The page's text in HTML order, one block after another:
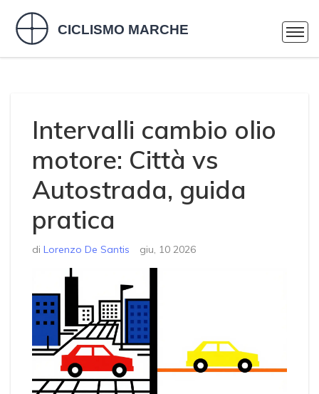
Intervalli cambio olio
motore: Città vs
Autostrada, guida
pratica
di Lorenzo De Santis giu, 10 2026